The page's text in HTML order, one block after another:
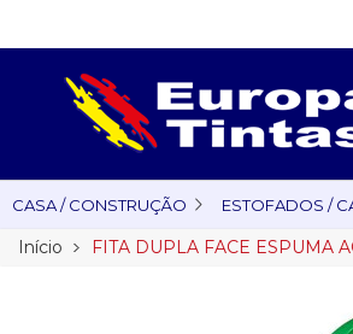
CASA / CONSTRUÇÃO ESTOFADOS /
Início FITA DUPLA FACE ESPUMA